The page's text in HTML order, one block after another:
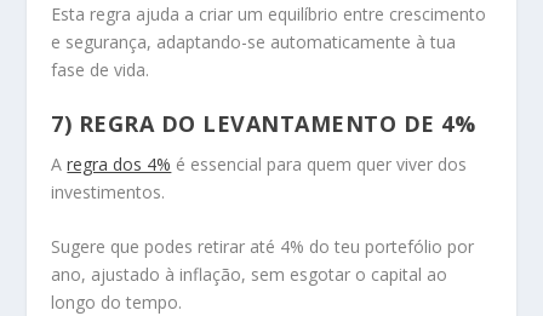
Esta regra ajuda a criar um equilíbrio entre crescimento
e segurança, adaptando-se automaticamente à tua
fase de vida.
7) REGRA DO LEVANTAMENTO DE 4%
Aregra dos 4% é essencial para quem quer viver dos
investimentos.
Sugere que podes retirar até 4% do teu portefólio por
ano, ajustado à inflação, sem esgotar o capital ao
longo do tempo.